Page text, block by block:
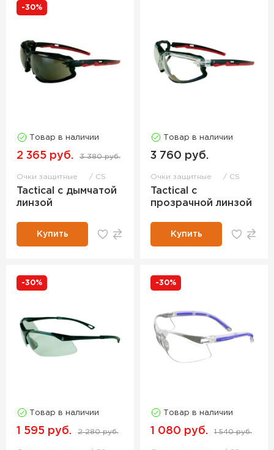
-30%
Товар в наличии
2 365 руб. 3 380 руб.
Очки защитные CS
Tactical с дымчатой
линзой
Купить
Товар в наличии
3 760 руб.
Очки защитные CS
Tactical с
прозрачной линзой
Купить
-30%
Товар в наличии
1 595 руб. 2 280 руб.
-30%
Товар в наличии
1 080 руб. 1 540 руб.